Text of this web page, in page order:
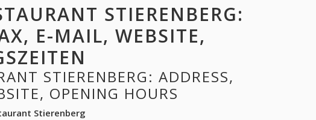
STIERENBERG:
E-MAIL, WEBSITE,
STIERENBERG: ADDRESS,
OPENING HOURS
Stierenberg